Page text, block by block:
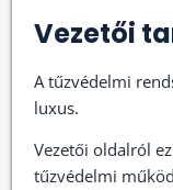
Vezetői
A tűzvédelmi
luxus.
Vezetői oldalról
tűzvédelmi